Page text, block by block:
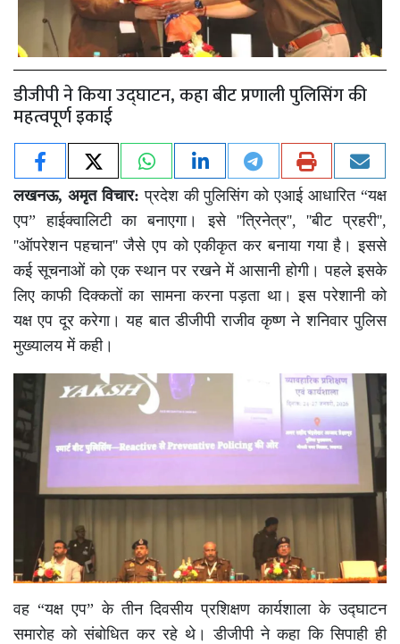
डीजीपी ने किया उद्घाटन, कहा बीट प्रणाली पुलिसिंग की
महत्वपूर्ण इकाई
लखनऊ, अमृत विचार:प्रदेश की पुलिसिंग को एआई आधारित “यक्ष
एप” हाईक्वालिटी का बनाएगा। इसे ''त्रिनेत्र'', ''बीट प्रहरी'',
''ऑपरेशन पहचान'' जैसे एप को एकीकृत कर बनाया गया है। इससे
कई सूचनाओं को एक स्थान पर रखने में आसानी होगी। पहले इसके
लिए काफी दिक्कतों का सामना करना पड़ता था। इस परेशानी को
यक्ष एप दूर करेगा। यह बात डीजीपी राजीव कृष्ण ने शनिवार पुलिस
मुख्यालय में कही।
वह “यक्ष एप” के तीन दिवसीय प्रशिक्षण कार्यशाला के उद्घाटन
समारोह को संबोधित कर रहे थे। डीजीपी ने कहा कि सिपाही ही